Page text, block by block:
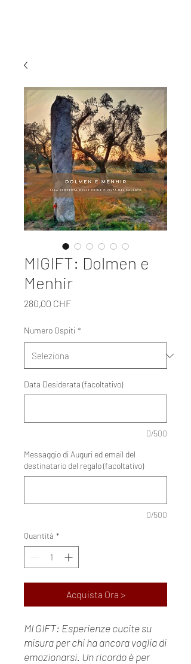
MIGIFT: Dolmen e
Menhir
280,00 CHFPrezzo
Numero Ospiti *
Data Desiderata (facoltativo)
0/500
Messaggio di Auguri ed email del
destinatario del regalo (facoltativo)
0/500
Quantità *
Acquista Ora >
MI GIFT: Esperienze cucite su
misura per chi ha ancora voglia di
emozionarsi. Un ricordo è per